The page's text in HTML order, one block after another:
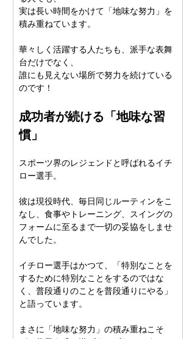
実は長い時間をかけて「地味な努力」を
積み重ねています。
華々しく活躍する人たちも、派手な表舞
台だけでなく、
誰にも見えない場所で努力を続けている
のです！
成功者が続ける「地味な習
慣」
スポーツ界のレジェンドと呼ばれるイチ
ロー選手。
彼は現役時代、毎日同じルーティンをこ
なし、食事やトレーニング、スイングの
フォームに至るまで一切の妥協をしませ
んでした。
イチロー選手はかつて、「特別なことを
するために特別なことをするのではな
く、普段通りのことを普段通りにやる」
と語っています。
まさに「地味な努力」の積み重ねこそ